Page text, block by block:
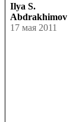
Ilya S.
Abdrakhimov
17 мая 2011